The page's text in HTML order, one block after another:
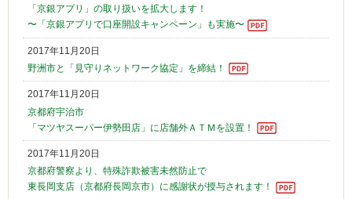
「京銀アプリ」の取り扱いを拡大します！
〜「京銀アプリで口座開設キャンペーン」も実施〜
2017年11月20日
野洲市と「見守りネットワーク協定」を締結！
2017年11月20日
京都府宇治市
「マツヤスーパー伊勢田店」に店舗外ＡＴＭを設置！
2017年11月20日
京都府警察より、特殊詐欺被害未然防止で
東長岡支店（京都府長岡京市）に感謝状が授与されます！